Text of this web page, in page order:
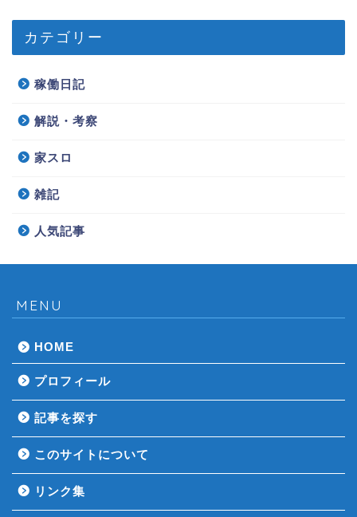
カテゴリー
稼働日記
解説・考察
家スロ
雑記
人気記事
MENU
HOME
プロフィール
記事を探す
このサイトについて
リンク集